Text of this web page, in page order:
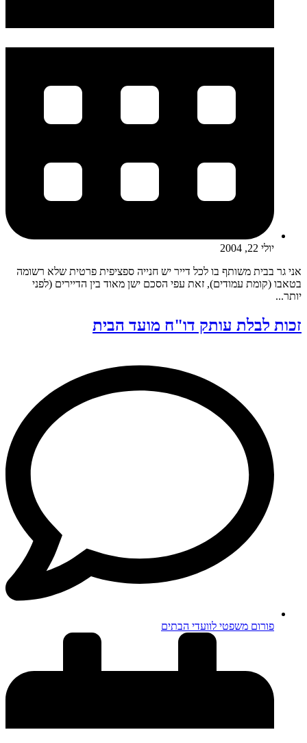
יולי 22, 2004
אני גר בבית משותף בו לכל דייר יש חנייה ספציפית פרטית שלא רשומה
בטאבו (קומת עמודים), זאת עפי הסכם ישן מאוד בין הדיירים (לפני
יותר...
זכות לבלת עותק דו"ח מועד הבית
פורום משפטי לוועדי הבתים